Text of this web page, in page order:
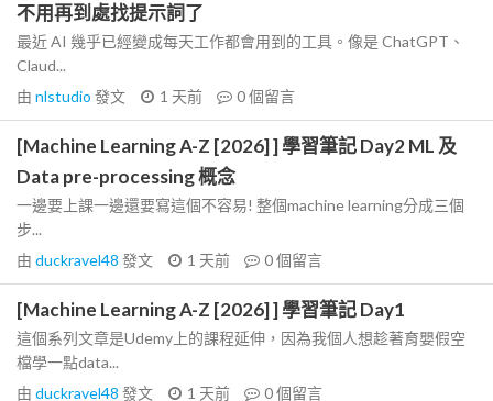
不用再到處找提示詞了
最近 AI 幾乎已經變成每天工作都會用到的工具。像是 ChatGPT、
Claud...
由 nlstudio 發文 1 天前 0個留言
[Machine Learning A-Z [2026] ] 學習筆記 Day2 ML 及
Data pre-processing 概念
一邊要上課一邊還要寫這個不容易! 整個machine learning分成三個
步...
由 duckravel48 發文 1 天前 0個留言
[Machine Learning A-Z [2026] ] 學習筆記 Day1
這個系列文章是Udemy上的課程延伸，因為我個人想趁著育嬰假空
檔學一點data...
由 duckravel48 發文 1 天前 0個留言